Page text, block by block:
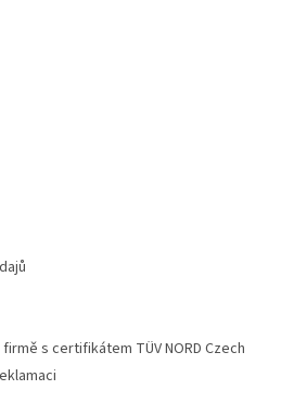
s certifikátem TÜV NORD Czech